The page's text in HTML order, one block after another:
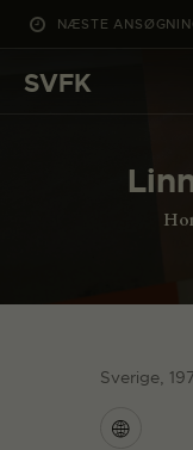
NÆSTE
SVFK
DET
Sverige,